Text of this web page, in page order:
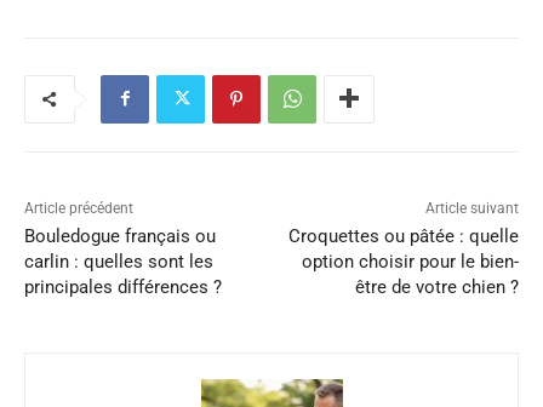
Article précédent
Bouledogue français ou
carlin : quelles sont les
principales différences ?
Article suivant
Croquettes ou pâtée : quelle
option choisir pour le bien-
être de votre chien ?